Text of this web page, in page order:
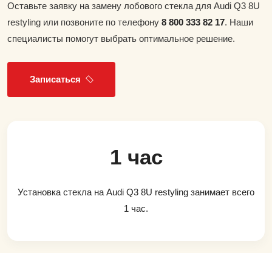
Оставьте заявку на замену лобового стекла для Audi Q3 8U
restyling или позвоните по телефону 8 800 333 82 17. Наши
специалисты помогут выбрать оптимальное решение.
Записаться
1 час
Установка стекла на Audi Q3 8U restyling занимает всего
1 час.